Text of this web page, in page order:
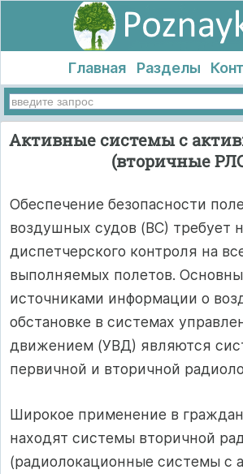
Главная Разделы
Активные системы с
(вторичные
Обеспечение безопасности
воздушных судов (ВС) требует
диспетчерского контроля на
выполняемых полетов.
источниками информации о
обстановке в системах
движением (УВД) являются
первичной и вторичной
Широкое применение в
находят системы вторичной
(радиолокационные системы с